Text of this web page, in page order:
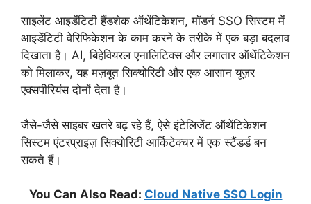
साइलेंट आइडेंटिटी हैंडशेक ऑथेंटिकेशन, मॉडर्न SSO सिस्टम में
आइडेंटिटी वेरिफिकेशन के काम करने के तरीके में एक बड़ा बदलाव
दिखाता है। AI, बिहेवियरल एनालिटिक्स और लगातार ऑथेंटिकेशन
को मिलाकर, यह मज़बूत सिक्योरिटी और एक आसान यूज़र
एक्सपीरियंस दोनों देता है।
जैसे-जैसे साइबर खतरे बढ़ रहे हैं, ऐसे इंटेलिजेंट ऑथेंटिकेशन
सिस्टम एंटरप्राइज़ सिक्योरिटी आर्किटेक्चर में एक स्टैंडर्ड बन
सकते हैं।
You Can Also Read: Cloud Native SSO Login